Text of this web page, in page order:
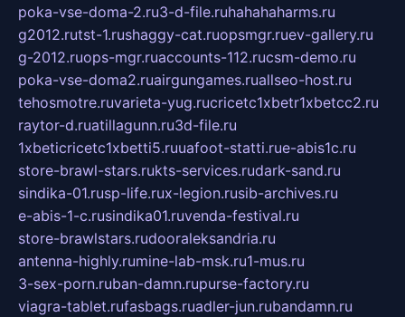
poka-vse-doma-2.ru3-d-file.ruhahahaharms.ru
g2012.rutst-1.rushaggy-cat.ruopsmgr.ruev-gallery.ru
g-2012.ruops-mgr.ruaccounts-112.rucsm-demo.ru
poka-vse-doma2.ruairgungames.ruallseo-host.ru
tehosmotre.ruvarieta-yug.rucricetc1xbetr1xbetcc2.ru
raytor-d.ruatillagunn.ru3d-file.ru
1xbeticricetc1xbetti5.ruuafoot-statti.rue-abis1c.ru
store-brawl-stars.rukts-services.rudark-sand.ru
sindika-01.rusp-life.rux-legion.rusib-archives.ru
e-abis-1-c.rusindika01.ruvenda-festival.ru
store-brawlstars.rudooraleksandria.ru
antenna-highly.rumine-lab-msk.ru1-mus.ru
3-sex-porn.ruban-damn.rupurse-factory.ru
viagra-tablet.rufasbags.ruadler-jun.rubandamn.ru